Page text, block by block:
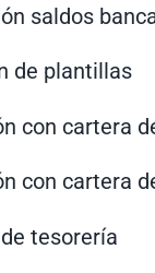
saldos
de plantillas
con cartera
con cartera
tesorería